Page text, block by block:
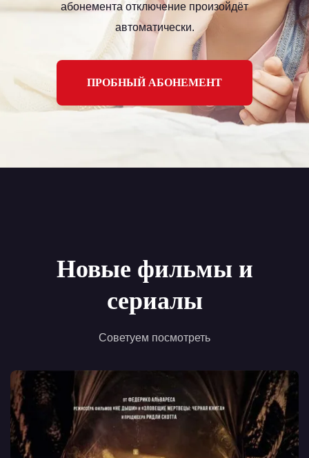
абонемента отключение произойдёт
автоматически.
ПРОБНЫЙ АБОНЕМЕНТ
Новые фильмы и
сериалы
Советуем посмотреть